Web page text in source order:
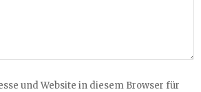
und Website in diesem Browser für